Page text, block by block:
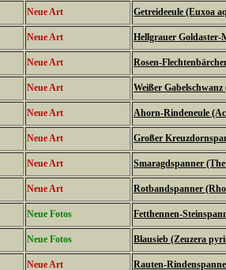
Neue Art Getreideeule (Euxoa
Neue Art Hellgrauer
Neue Art Rosen-
Neue Art Weißer
Neue Art Ahorn-Rindeneule
Neue Art Großer
Neue Art Smaragdspanner
Neue Art Rotbandspanner
Neue Fotos Fetthennen-
Neue Fotos Blausieb (Zeuzera
Neue Art Rauten-